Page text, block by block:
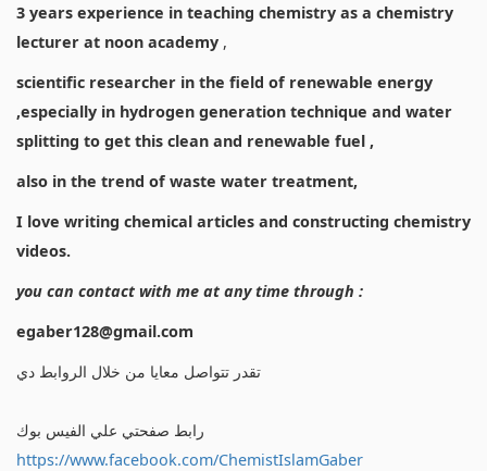
3 years experience in teaching chemistry as a chemistry
lecturer at noon academy ,
scientific researcher in the field of renewable energy
,especially in hydrogen generation technique and water
splitting to get this clean and renewable fuel ,
also in the trend of waste water treatment,
I love writing chemical articles and constructing chemistry
videos.
you can contact with me at any time through :
egaber128@gmail.com
تقدر تتواصل معايا من خلال الروابط دي
رابط صفحتي علي الفيس بوك
https://www.facebook.com/ChemistIslamGaber